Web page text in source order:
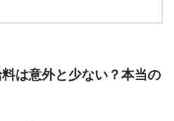
は意外と少ない？本当の